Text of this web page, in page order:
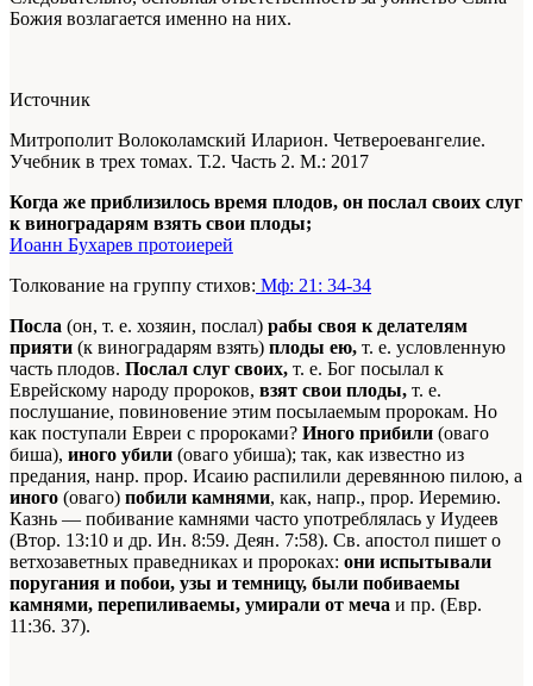
Божия возлагается именно на них.
Источник
Митрополит Волоколамский Иларион. Четвероевангелие.
Учебник в трех томах. Т.2. Часть 2. М.: 2017
Когда же приблизилось время плодов, он послал своих слуг
к виноградарям взять свои плоды;
Иоанн Бухарев протоиерей
Толкование на группу стихов: Мф: 21: 34-34
Посла (он, т. е. хозяин, послал) рабы своя к делателям
прияти (к виноградарям взять) плоды ею, т. е. условленную
часть плодов. Послал слуг своих, т. е. Бог посылал к
Еврейскому народу пророков, взят свои плоды, т. е.
послушание, повиновение этим посылаемым пророкам. Но
как поступали Евреи с пророками? Иного прибили (оваго
биша), иного убили (оваго убиша); так, как известно из
предания, нанр. прор. Исаию распилили деревянною пилою, а
иного (оваго) побили камнями, как, напр., прор. Иеремию.
Казнь — побивание камнями часто употреблялась у Иудеев
(Втор. 13:10 и др. Ин. 8:59. Деян. 7:58). Св. апостол пишет о
ветхозаветных праведниках и пророках: они испытывали
поругания и побои, узы и темницу, были побиваемы
камнями, перепиливаемы, умирали от меча и пр. (Евр.
11:36. 37).